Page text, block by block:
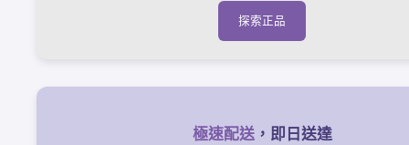
探索正品
極速配送，即日送達